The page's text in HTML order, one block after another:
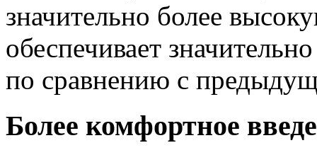
значительно более
обеспечивает
по сравнению с
Более комфортное